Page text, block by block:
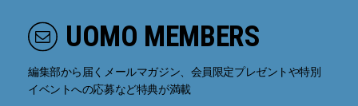
UOMO MEMBERS
編集部から届くメールマガジン、会員限定プレゼントや特別
イベントへの応募など特典が満載